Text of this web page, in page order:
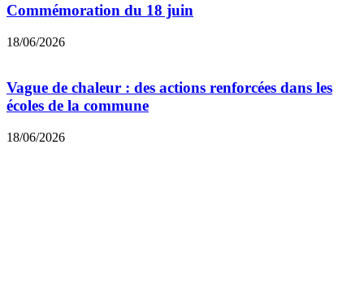
Commémoration du 18 juin
18/06/2026
Vague de chaleur : des actions renforcées dans les
écoles de la commune
18/06/2026